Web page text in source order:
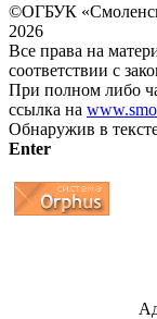
©ОГБУК
2026
Все права на
соответствии с
При полном либо
ссылка на
Обнаружив в
Enter